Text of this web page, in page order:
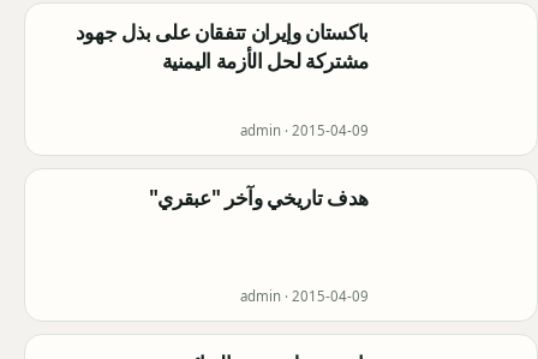
باكستان وإيران تتفقان على بذل جهود
مشتركة لحل الأزمة اليمنية
admin · 2015-04-09
هدف تاريخي وآخر "عبقري"
admin · 2015-04-09